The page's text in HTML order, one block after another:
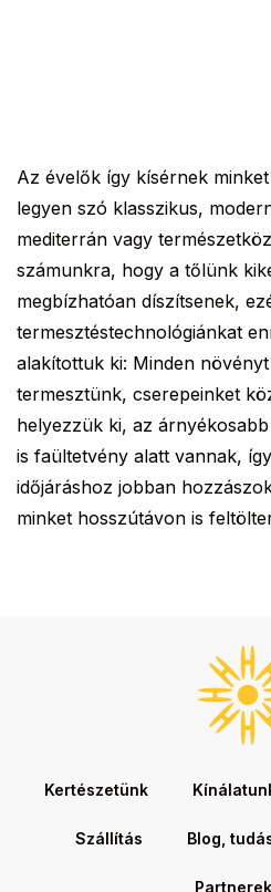
Az évelők így kísérnek
legyen szó klasszikus,
mediterrán vagy
számunkra, hogy a tőlünk
megbízhatóan díszítsenek,
termesztéstechnológiánkat
alakítottuk ki: Minden
termesztünk, cserepeinket
helyezzük ki, az
is faültetvény alatt vannak,
időjáráshoz jobban
minket hosszútávon is
Kertészetünk
Szállítás Blog,